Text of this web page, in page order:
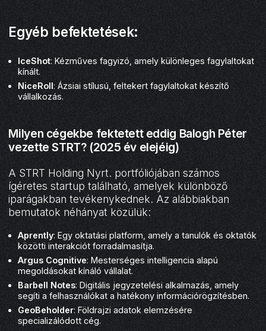
Egyéb befektetések:
IceShot: Kézműves fagyizó, amely különleges fagylaltokat
kínált.
NiceRoll: Ázsiai stílusú, feltekert fagylaltokat készítő
vállalkozás.
Milyen cégekbe fektetett eddig Balogh Péter
vezette STRT? (2025 év elejéig)
A STRT Holding Nyrt. portfóliójában számos
ígéretes startup található, amelyek különböző
iparágakban tevékenykednek. Az alábbiakban
bemutatok néhányat közülük:
Aprently: Egy oktatási platform, amely a tanulók és oktatók
közötti interakciót forradalmasítja.
Argus Cognitive: Mesterséges intelligencia alapú
megoldásokat kínáló vállalat.
Barbell Notes: Digitális jegyzetelési alkalmazás, amely
segíti a felhasználókat a hatékony információrögzítésben.
GeoBeholder: Földrajzi adatok elemzésére
specializálódott cég.